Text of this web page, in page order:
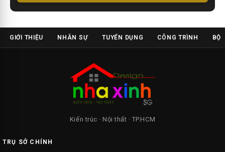
GIỚI THIỆU NHÂN SỰ TUYỂN DỤNG CÔNG TRÌNH BỘ
Kiến trúc · Nội thất · TP.HCM
TRỤ SỞ CHÍNH